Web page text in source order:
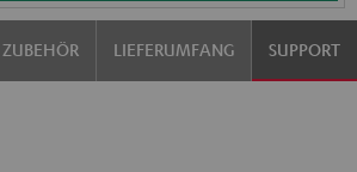
ZUBEHÖR LIEFERUMFANG SUPPORT